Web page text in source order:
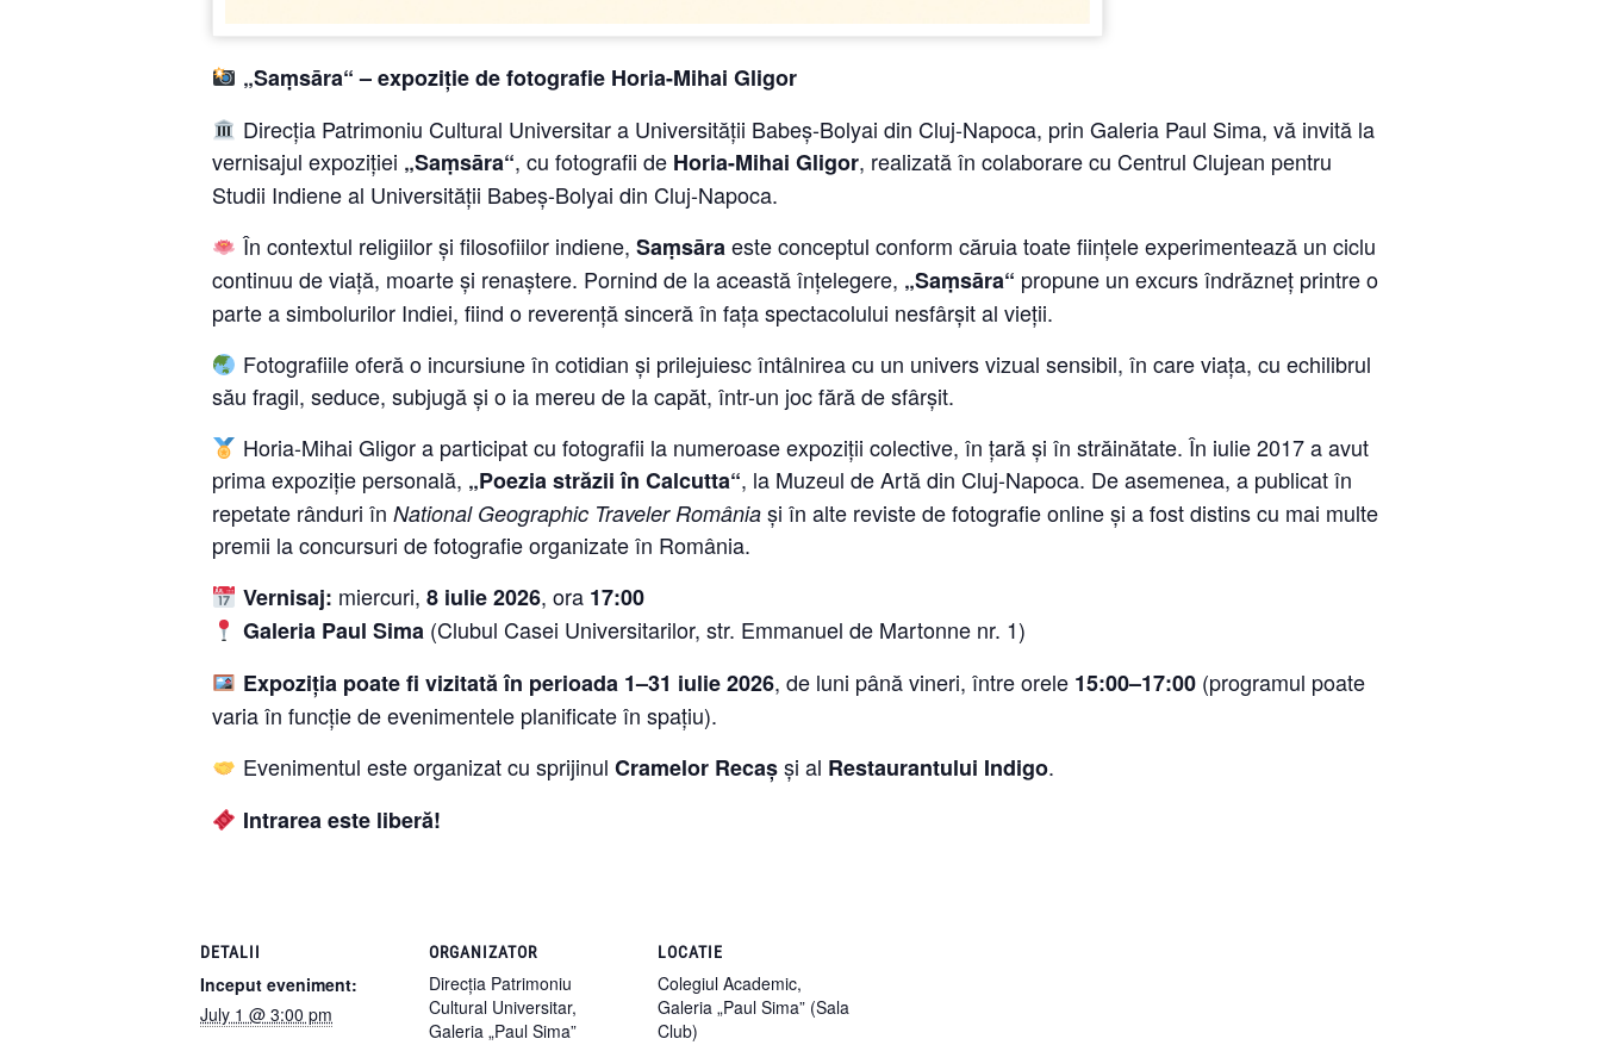
„Saṃsāra“ – expoziție de fotografie Horia-Mihai Gligor
Direcția Patrimoniu Cultural Universitar a Universității Babeș-Bolyai din Cluj-Napoca, prin Galeria Paul Sima, vă invită la
vernisajul expoziției „Saṃsāra“, cu fotografii de Horia-Mihai Gligor, realizată în colaborare cu Centrul Clujean pentru
Studii Indiene al Universității Babeș-Bolyai din Cluj-Napoca.
În contextul religiilor și filosofiilor indiene, Saṃsāraeste conceptul conform căruia toate ființele experimentează un ciclu
continuu de viață, moarte și renaștere. Pornind de la această înțelegere, „Saṃsāra“ propune un excurs îndrăzneț printre o
parte a simbolurilor Indiei, fiind o reverență sinceră în fața spectacolului nesfârșit al vieții.
Fotografiile oferă o incursiune în cotidian și prilejuiesc întâlnirea cu un univers vizual sensibil, în care viața, cu echilibrul
său fragil, seduce, subjugă și o ia mereu de la capăt, într-un joc fără de sfârșit.
Horia-Mihai Gligor a participat cu fotografii la numeroase expoziții colective, în țară și în străinătate. În iulie 2017 a avut
prima expoziție personală, „Poezia străzii în Calcutta“, la Muzeul de Artă din Cluj-Napoca. De asemenea, a publicat în
repetate rânduri în National Geographic Traveler România și în alte reviste de fotografie online și a fost distins cu mai multe
premii la concursuri de fotografie organizate în România.
Vernisaj: miercuri, 8 iulie 2026, ora 17:00
Galeria Paul Sima(Clubul Casei Universitarilor, str. Emmanuel de Martonne nr. 1)
Expoziția poate fi vizitată în perioada 1–31 iulie 2026, de luni până vineri, între orele 15:00–17:00(programul poate
varia în funcție de evenimentele planificate în spațiu).
Evenimentul este organizat cu sprijinul Cramelor Recașși al Restaurantului Indigo.
Intrarea este liberă!
DETALII
Inceput eveniment:
July 1 @ 3:00 pm
ORGANIZATOR
Direcția Patrimoniu
Cultural Universitar,
Galeria „Paul Sima”
LOCATIE
Colegiul Academic,
Galeria „Paul Sima” (Sala
Club)